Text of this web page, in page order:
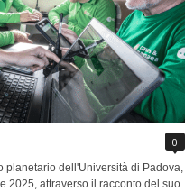
0
planetario dell'Università di Padova,
2025, attraverso il racconto del suo